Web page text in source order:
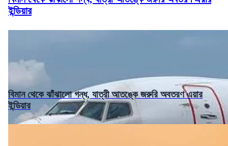
ইন্ডিয়ার
বিমান থেকে ঝাঁঝালো গন্ধ, যাত্রী আতঙ্কে জরুরি অবতরণ এয়ার
ইন্ডিয়ার